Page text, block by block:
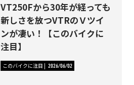
VT250Fから30年が経っても
新しさを放つVTRのＶツイ
ンが凄い！【このバイクに
注目】
このバイクに注目 2026/06/02